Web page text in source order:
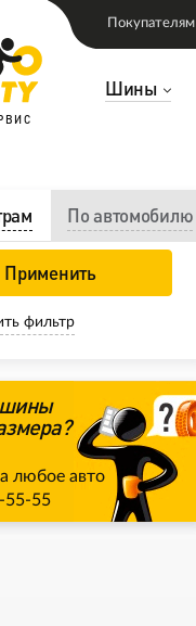
Шины
Покупателям
По автомобилю
Применить
фильтр
любое авто
55-55